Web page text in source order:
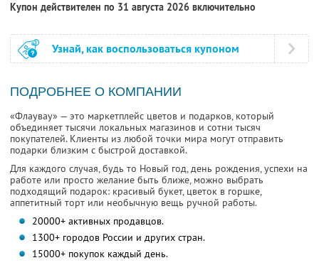
Купон действителен по 31 августа 2026 включительно
Узнай, как воспользоваться купоном
ПОДРОБНЕЕ О КОМПАНИИ
«Флаувау» — это маркетплейс цветов и подарков, который
объединяет тысячи локальных магазинов и сотни тысяч
покупателей. Клиенты из любой точки мира могут отправить
подарки близким с быстрой доставкой.
Для каждого случая, будь то Новый год, день рождения, успехи на
работе или просто желание быть ближе, можно выбрать
подходящий подарок: красивый букет, цветок в горшке,
аппетитный торт или необычную вещь ручной работы.
20000+ активных продавцов.
1300+ городов России и других стран.
15000+ покупок каждый день.